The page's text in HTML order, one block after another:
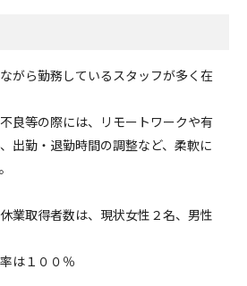
がら勤務しているスタッフが多く在
良等の際には、リモートワークや有
出勤・退勤時間の調整など、柔軟に
業取得者数は、現状女性２名、男性
は１００％